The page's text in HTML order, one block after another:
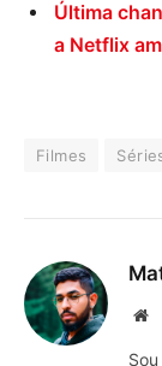
Última
a Netflix
Filmes